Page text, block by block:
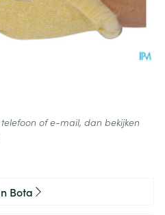
of e-mail, dan bekijken
Bota